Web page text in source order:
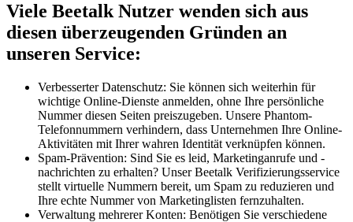
Viele Beetalk Nutzer wenden sich aus
diesen überzeugenden Gründen an
unseren Service:
Verbesserter Datenschutz: Sie können sich weiterhin für
wichtige Online-Dienste anmelden, ohne Ihre persönliche
Nummer diesen Seiten preiszugeben. Unsere Phantom-
Telefonnummern verhindern, dass Unternehmen Ihre Online-
Aktivitäten mit Ihrer wahren Identität verknüpfen können.
Spam-Prävention: Sind Sie es leid, Marketinganrufe und -
nachrichten zu erhalten? Unser Beetalk Verifizierungsservice
stellt virtuelle Nummern bereit, um Spam zu reduzieren und
Ihre echte Nummer von Marketinglisten fernzuhalten.
Verwaltung mehrerer Konten: Benötigen Sie verschiedene